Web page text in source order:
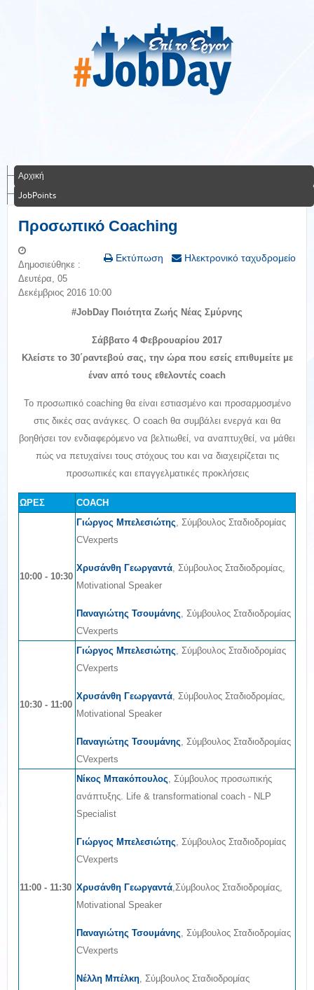
Αρχική
JobPoints
Προσωπικό Coaching
Εκτύπωση Ηλεκτρονικό ταχυδρομείο
Δημοσιεύθηκε :
Δευτέρα, 05
Δεκέμβριος 2016 10:00
#JobDay Ποιότητα Ζωής Νέας Σμύρνης
Σάββατο 4 Φεβρουαρίου 2017
Κλείστε το 30΄ραντεβού σας, την ώρα που εσείς επιθυμείτε με
έναν από τους εθελοντές coach
Το προσωπικό coaching θα είναι εστιασμένο και προσαρμοσμένο
στις δικές σας ανάγκες. Ο coach θα συμβάλει ενεργά και θα
βοηθήσει τον ενδιαφερόμενο να βελτιωθεί, να αναπτυχθεί, να μάθει
πώς να πετυχαίνει τους στόχους του και να διαχειρίζεται τις
προσωπικές και επαγγελματικές προκλήσεις
ΩΡΕΣ COACH
10:00 - 10:30
Γιώργος Μπελεσιώτης, Σύμβουλος Σταδιοδρομίας
CVexperts
Χρυσάνθη Γεωργαντά, Σύμβουλος Σταδιοδρομίας,
Motivational Speaker
Παναγιώτης Τσουμάνης, Σύμβουλος Σταδιοδρομίας
CVexperts
10:30 - 11:00
Γιώργος Μπελεσιώτης, Σύμβουλος Σταδιοδρομίας
CVexperts
Χρυσάνθη Γεωργαντά, Σύμβουλος Σταδιοδρομίας,
Motivational Speaker
Παναγιώτης Τσουμάνης, Σύμβουλος Σταδιοδρομίας
CVexperts
11:00 - 11:30
Νίκος Μπακόπουλος, Σύμβουλος προσωπικής
ανάπτυξης. Life & transformational coach - NLP
Specialist
Γιώργος Μπελεσιώτης, Σύμβουλος Σταδιοδρομίας
CVexperts
Χρυσάνθη Γεωργαντά,Σύμβουλος Σταδιοδρομίας,
Motivational Speaker
Παναγιώτης Τσουμάνης, Σύμβουλος Σταδιοδρομίας
CVexperts
Νέλλη Μπέλκη, Σύμβουλος Σταδιοδρομίας